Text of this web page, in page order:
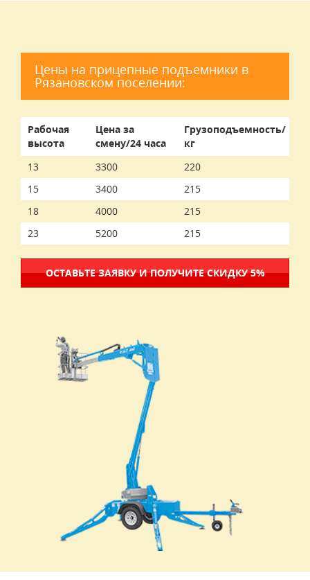
Цены на прицепные подъемники в
Рязановском поселении:
Рабочая
высота
Цена за
смену/24 часа
Грузоподъемность/
кг
13
3300
220
15
3400
215
18
4000
215
23
5200 215
ОСТАВЬТЕ ЗАЯВКУ И ПОЛУЧИТЕ СКИДКУ 5%